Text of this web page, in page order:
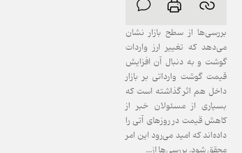
بررسی‌ها از سطح بازار نشان
می‌دهد که تغییر ارز واردات
گوشت و به دنبال آن افزایش
قیمت گوشت وارداتی بر بازار
داخل هم اثر گذاشته است که
بسیاری از مسئولان خبر از
کاهش قیمت در روزهای آتی را
داده‌اند که امید می‌رود این امر
محقق شود. بررسی‌ها از...